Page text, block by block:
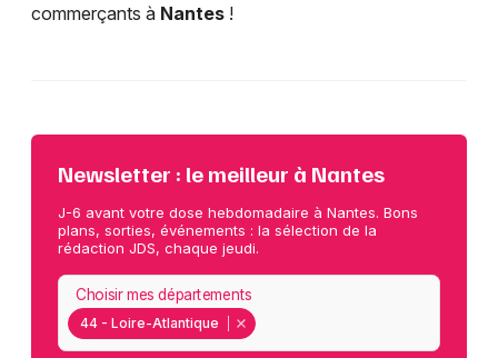
commerçants à Nantes !
Newsletter : le meilleur à Nantes
J-6 avant votre dose hebdomadaire à Nantes. Bons
plans, sorties, événements : la sélection de la
rédaction JDS, chaque jeudi.
44 - Loire-Atlantique
Choisir mes départements